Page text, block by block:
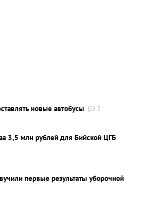
новые автобусы
2
3,5 млн рублей для Бийской ЦГБ
первые результаты уборочной